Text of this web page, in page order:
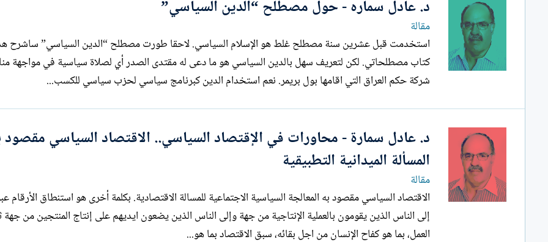
د. عادل سماره - حول مصطلح “الدين السياسي”
مقالة
استخدمت قبل عشرين سنة مصطلح غلط هو الإسلام السياسي. لاحقا طورت مصطلح “الدين السياسي” ساشرح
كتاب مصطلحاتي. لكن لتعريف سهل بالدين السياسي هو ما دعى له مقتدى الصدر أي لصلاة سياسية في مواجهة
شركة حكم العراق التي اقامها بول بريمر. نعم استخدام الدين كبرنامج سياسي لحزب سياسي للكسب...
د. عادل سمارة - محاورات في الإقتصاد السياسي.. الاقتصاد السياسي مقصود
المسألة الميدانية التطبيقية
مقالة
الاقتصاد السياسي مقصود به المعالجة السياسية الاجتماعية للمسالة الاقتصادية. بكلمة أخرى هو استنطاق الأرقام
إلى الناس الذين يقومون بالعملية الإنتاجية من جهة وإلى الناس الذين يضعون ايديهم على إنتاج المنتجين من جهة
العمل، بما هو كفاح الإنسان من اجل بقائه، سبق الاقتصاد بما هو...